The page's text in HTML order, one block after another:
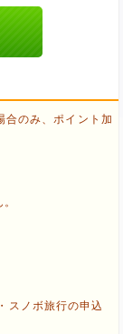
のみ、ポイント加
スノボ旅行の申込